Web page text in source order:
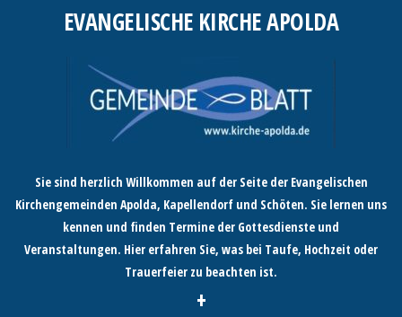
EVANGELISCHE KIRCHE APOLDA
Sie sind herzlich Willkommen auf der Seite der Evangelischen
Kirchengemeinden Apolda, Kapellendorf und Schöten. Sie lernen uns
kennen und finden Termine der Gottesdienste und
Veranstaltungen. Hier erfahren Sie, was bei Taufe, Hochzeit oder
Trauerfeier zu beachten ist.
+